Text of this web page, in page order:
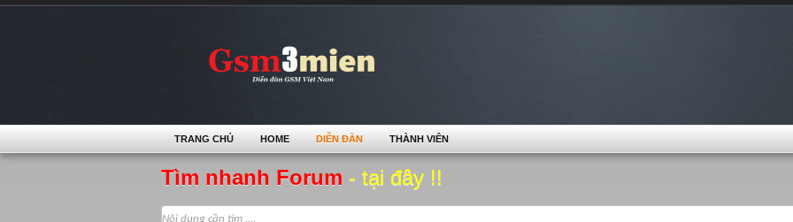
Tìm nhanh Forum - tại đây !!
TRANG CHỦ HOME DIỄN ĐÀN THÀNH VIÊN